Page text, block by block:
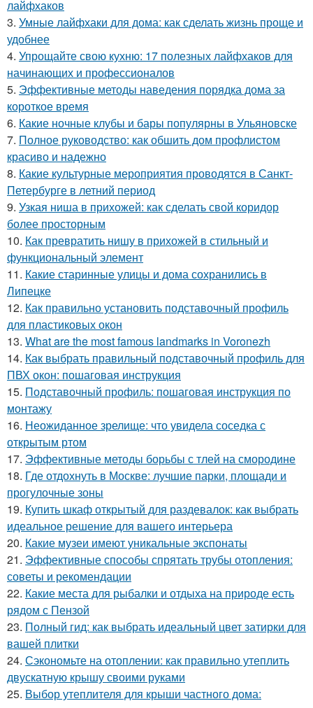
лайфхаков
3. Умные лайфхаки для дома: как сделать жизнь проще и
удобнее
4. Упрощайте свою кухню: 17 полезных лайфхаков для
начинающих и профессионалов
5. Эффективные методы наведения порядка дома за
короткое время
6. Какие ночные клубы и бары популярны в Ульяновске
7. Полное руководство: как обшить дом профлистом
красиво и надежно
8. Какие культурные мероприятия проводятся в Санкт-
Петербурге в летний период
9. Узкая ниша в прихожей: как сделать свой коридор
более просторным
10. Как превратить нишу в прихожей в стильный и
функциональный элемент
11. Какие старинные улицы и дома сохранились в
Липецке
12. Как правильно установить подставочный профиль
для пластиковых окон
13. What are the most famous landmarks in Voronezh
14. Как выбрать правильный подставочный профиль для
ПВХ окон: пошаговая инструкция
15. Подставочный профиль: пошаговая инструкция по
монтажу
16. Неожиданное зрелище: что увидела соседка с
открытым ртом
17. Эффективные методы борьбы с тлей на смородине
18. Где отдохнуть в Москве: лучшие парки, площади и
прогулочные зоны
19. Купить шкаф открытый для раздевалок: как выбрать
идеальное решение для вашего интерьера
20. Какие музеи имеют уникальные экспонаты
21. Эффективные способы спрятать трубы отопления:
советы и рекомендации
22. Какие места для рыбалки и отдыха на природе есть
рядом с Пензой
23. Полный гид: как выбрать идеальный цвет затирки для
вашей плитки
24. Сэкономьте на отоплении: как правильно утеплить
двускатную крышу своими руками
25. Выбор утеплителя для крыши частного дома: